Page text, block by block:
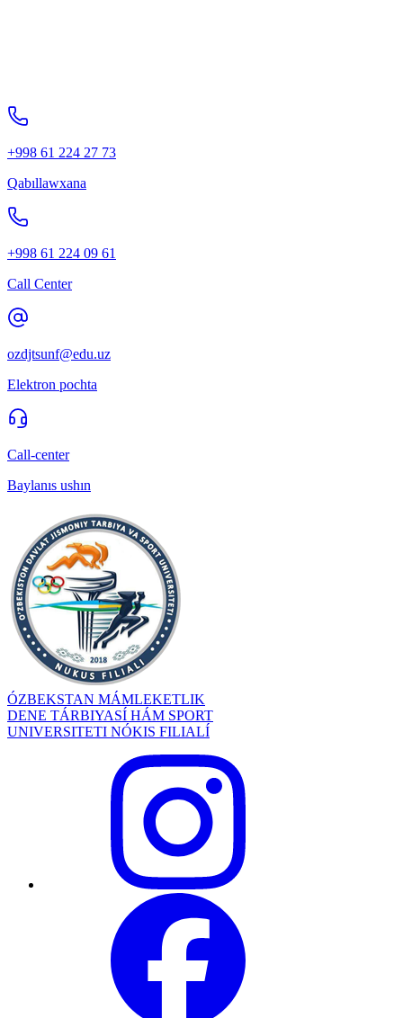
+998 61 224 27 73
Qabıllawxana
+998 61 224 09 61
Call Center
ozdjtsunf@edu.uz
Elektron pochta
Call-center
Baylanıs ushın
ÓZBEKSTAN MÁMLEKETLIK
DENE TÁRBIYASÍ HÁM SPORT
UNIVERSITETI NÓKIS FILIALÍ